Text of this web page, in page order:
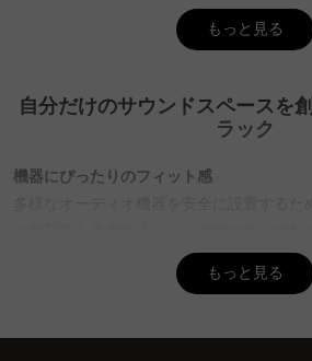
をチェック。縦型や横型など設置場所に合
と良いです。CAGUUUでは、豊富なスタ
Q. オーディオラックの素材はどれを
A. 素材は音質やインテリアへの影響がある
は耐荷重が高く、機能性に優れるが、設置
Q. オーディオラックの棚板はどのよ
いと、機器を整理しやすく、調整可能なモ
もっと見る
自分だけのサウンドスペースを
ラック
機器にぴったりのフィット感
せて、機器の寸法がラックに収まるか確認
造を選ぶことで安心して楽しめます。
もっと見る